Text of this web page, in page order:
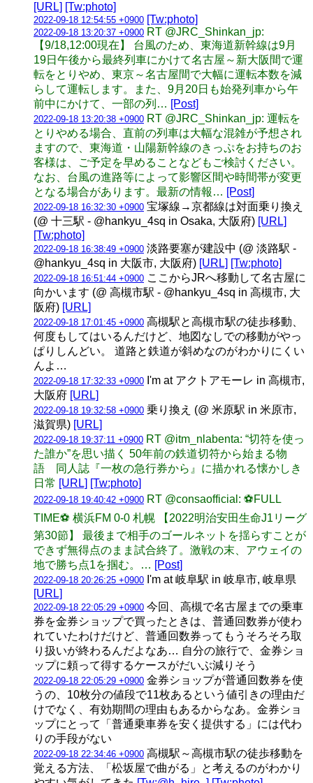
[URL] [Tw:photo]
2022-09-18 12:54:55 +0900 [Tw:photo]
2022-09-18 13:20:37 +0900 RT @JRC_Shinkan_jp:
【9/18,12:00現在】 台風のため、東海道新幹線は9月
19日午後から最終列車にかけて名古屋～新大阪間で運
転をとりやめ、東京～名古屋間で大幅に運転本数を減
らして運転します。また、9月20日も始発列車から午
前中にかけて、一部の列… [Post]
2022-09-18 13:20:38 +0900 RT @JRC_Shinkan_jp: 運転を
とりやめる場合、直前の列車は大幅な混雑が予想され
ますので、東海道・山陽新幹線のきっぷをお持ちのお
客様は、ご予定を早めることなどもご検討ください。
なお、台風の進路等によって影響区間や時間帯が変更
となる場合があります。最新の情報… [Post]
2022-09-18 16:32:30 +0900 宝塚線→京都線は対面乗り換え
(@ 十三駅 - @hankyu_4sq in Osaka, 大阪府) [URL]
[Tw:photo]
2022-09-18 16:38:49 +0900 淡路要塞が建設中 (@ 淡路駅 -
@hankyu_4sq in 大阪市, 大阪府) [URL] [Tw:photo]
2022-09-18 16:51:44 +0900 ここからJRへ移動して名古屋に
向かいます (@ 高槻市駅 - @hankyu_4sq in 高槻市, 大
阪府) [URL]
2022-09-18 17:01:45 +0900 高槻駅と高槻市駅の徒歩移動、
何度もしてはいるんだけど、地図なしでの移動がやっ
ぱりしんどい。 道路と鉄道が斜めなのがわかりにくい
んよ…
2022-09-18 17:32:33 +0900 I'm at アクトアモーレ in 高槻市,
大阪府 [URL]
2022-09-18 19:32:58 +0900 乗り換え (@ 米原駅 in 米原市,
滋賀県) [URL]
2022-09-18 19:37:11 +0900 RT @itm_nlabenta: “切符を使っ
た誰か”を思い描く 50年前の鉄道切符から始まる物
語 同人誌『一枚の急行券から』に描かれる懐かしき
日常 [URL] [Tw:photo]
2022-09-18 19:40:42 +0900 RT @consaofficial: ⚽️FULL
TIME⚽️ 横浜FM 0-0 札幌 【2022明治安田生命J1リーグ
第30節】 最後まで相手のゴールネットを揺らすことが
できず無得点のまま試合終了。激戦の末、アウェイの
地で勝ち点1を掴む。… [Post]
2022-09-18 20:26:25 +0900 I'm at 岐阜駅 in 岐阜市, 岐阜県
[URL]
2022-09-18 22:05:29 +0900 今回、高槻で名古屋までの乗車
券を金券ショップで買ったときは、普通回数券が使わ
れていたわけだけど、普通回数券ってもうそろそろ取
り扱いが終わるんだよなあ… 自分の旅行で、金券ショ
ップに頼って得するケースがだいぶ減りそう
2022-09-18 22:05:29 +0900 金券ショップが普通回数券を使
うの、10枚分の値段で11枚あるという値引きの理由だ
けでなく、有効期間の理由もあるからなあ。金券ショ
ップにとって「普通乗車券を安く提供する」には代わ
りの手段がない
2022-09-18 22:34:46 +0900 高槻駅～高槻市駅の徒歩移動を
覚える方法、「松坂屋で曲がる」と考えるのがわかり